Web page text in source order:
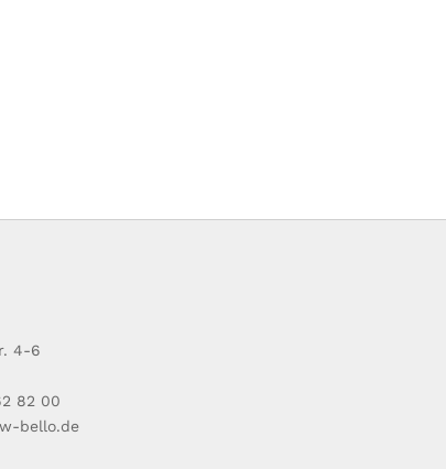
4-6
82 00
bello.de